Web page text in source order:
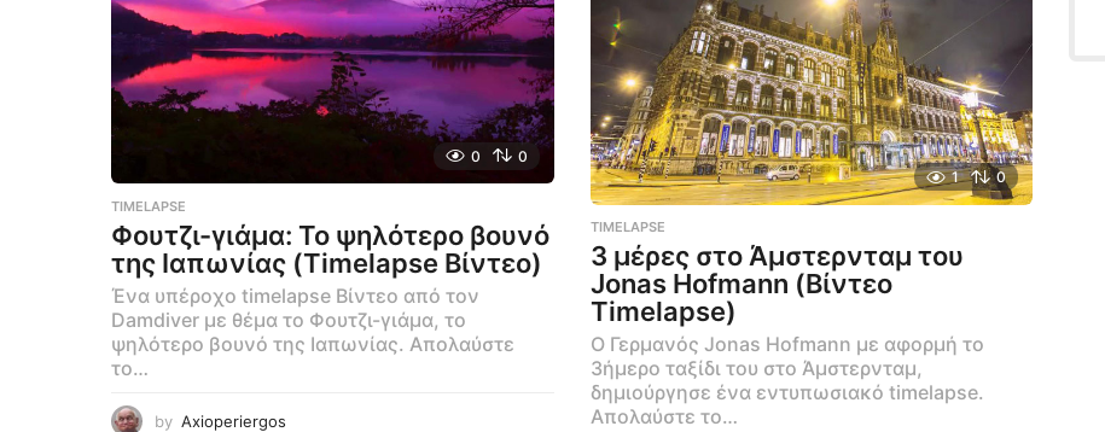
0 0
TIMELAPSE
Φουτζι-γιάμα: Το ψηλότερο βουνό
της Ιαπωνίας (Timelapse Βίντεο)
Ένα υπέροχο timelapse Βίντεο από τον
Damdiver με θέμα το Φουτζι-γιάμα, το
ψηλότερο βουνό της Ιαπωνίας. Απολαύστε
το…
by Axioperiergos
1 0
TIMELAPSE
3 μέρες στο Άμστερνταμ του
Jonas Hofmann (Βίντεο
Timelapse)
Ο Γερμανός Jonas Hofmann με αφορμή το
3ήμερο ταξίδι του στο Άμστερνταμ,
δημιούργησε ένα εντυπωσιακό timelapse.
Απολαύστε το…